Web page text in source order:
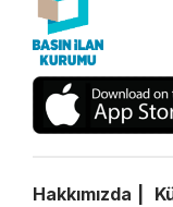
Hakkımızda